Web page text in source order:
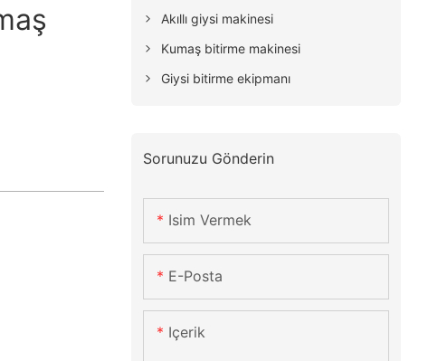
Akıllı giysi makinesi
Kumaş bitirme makinesi
Giysi bitirme ekipmanı
Sorunuzu Gönderin
Isim Vermek
E-Posta
Içerik